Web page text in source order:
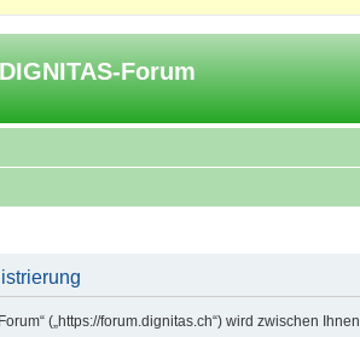
DIGNITAS-Forum
(„https://forum.dignitas.ch“) wird zwischen